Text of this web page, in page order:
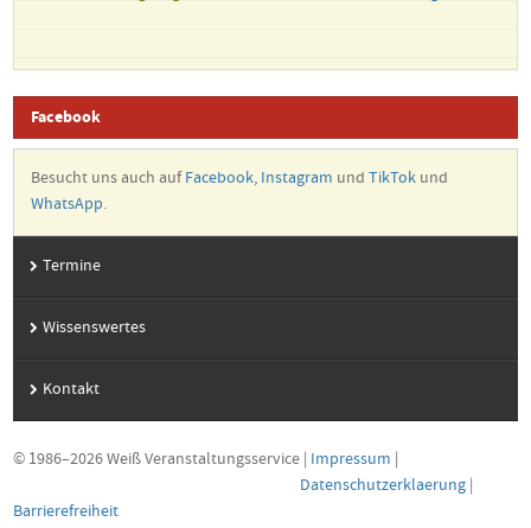
Facebook
Besucht uns auch aufFacebook,Instagram undTikTokund
WhatsApp.
Termine
Wissenswertes
Kontakt
© 1986–2026 Weiß Veranstaltungsservice| Impressum |
Datenschutzerklaerung|
Barrierefreiheit